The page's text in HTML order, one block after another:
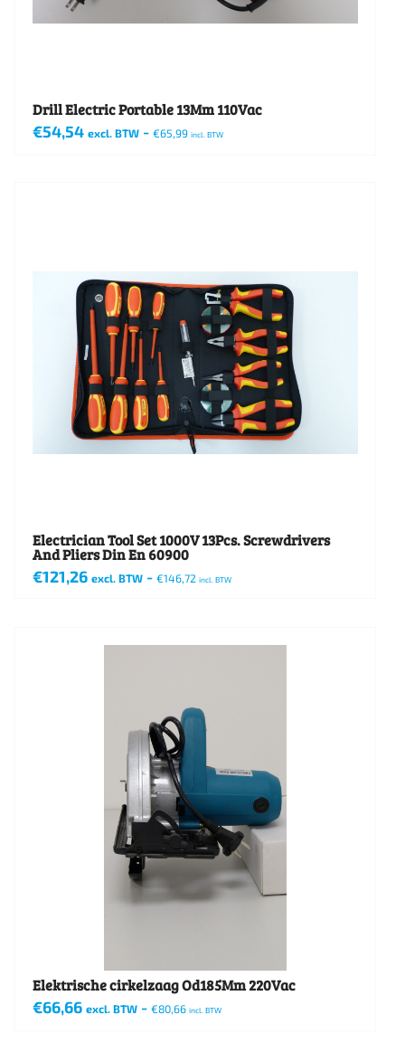
Drill Electric Portable 13Mm 110Vac
€54,54 excl. BTW - €65,99 incl. BTW
Electrician Tool Set 1000V 13Pcs. Screwdrivers
And Pliers Din En 60900
€121,26 excl. BTW - €146,72 incl. BTW
Elektrische cirkelzaag Od185Mm 220Vac
€66,66 excl. BTW - €80,66 incl. BTW